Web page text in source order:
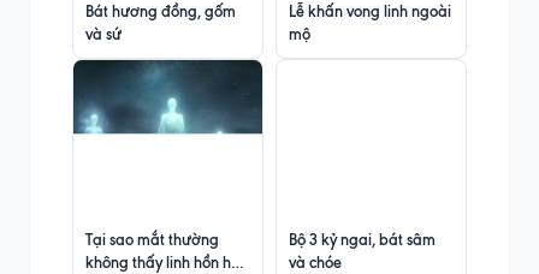
Bát hương đồng, gốm
và sứ
Lễ khấn vong linh ngoài
mộ
Tại sao mắt thường
không thấy linh hồn hay
Bộ 3 kỷ ngai, bát sâm
và chóe